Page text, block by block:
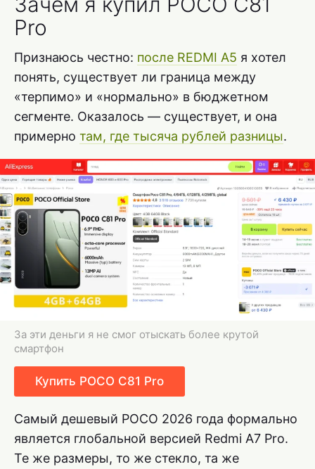
Pro
Признаюсь честно: после REDMI A5 я хотел
понять, существует ли граница между
«терпимо» и «нормально» в бюджетном
сегменте. Оказалось — существует, и она
примерно там, где тысяча рублей разницы.
За эти деньги я не смог отыскать более крутой
смартфон
Купить POCO C81 Pro
Самый дешевый POCO 2026 года формально
является глобальной версией Redmi A7 Pro.
Те же размеры, то же стекло, та же